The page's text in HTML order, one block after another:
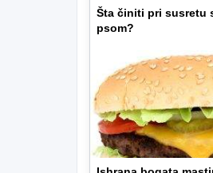
Šta činiti pri susretu
psom?